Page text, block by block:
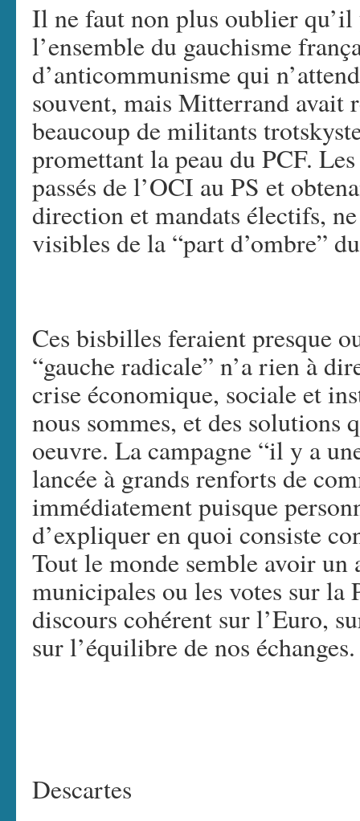
Il ne faut non plus oublier qu’il
l’ensemble du gauchisme
d’anticommunisme qui
souvent, mais Mitterrand avait
beaucoup de militants
promettant la peau du PCF.
passés de l’OCI au PS et
direction et mandats électifs,
visibles de la “part d’ombre”
Ces bisbilles feraient presque
“gauche radicale” n’a rien à
crise économique, sociale et
nous sommes, et des solutions
oeuvre. La campagne “il y a
lancée à grands renforts de
immédiatement puisque
d’expliquer en quoi consiste
Tout le monde semble avoir un
municipales ou les votes sur la
discours cohérent sur l’Euro,
sur l’équilibre de nos
Descartes